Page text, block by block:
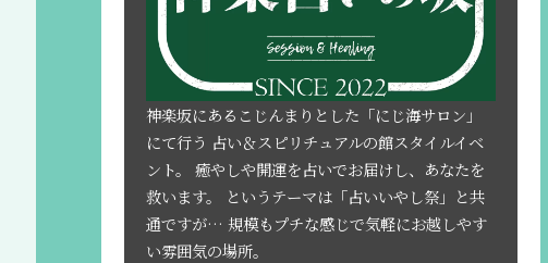
神楽坂にあるこじんまりとした「にじ海サロン」
にて行う 占い＆スピリチュアルの館スタイルイベ
ント。 癒やしや開運を占いでお届けし、あなたを
救います。 というテーマは「占いいやし祭」と共
通ですが… 規模もプチな感じで気軽にお越しやす
い雰囲気の場所。